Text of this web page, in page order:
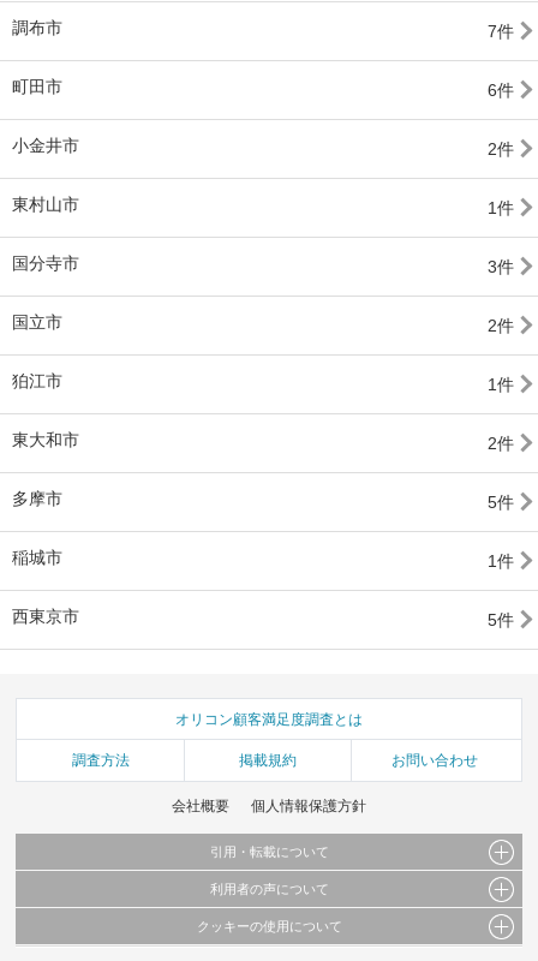
調布市 7件
町田市 6件
小金井市 2件
東村山市 1件
国分寺市 3件
国立市 2件
狛江市 1件
東大和市 2件
多摩市 5件
稲城市 1件
西東京市 5件
オリコン顧客満足度調査とは
調査方法 掲載規約 お問い合わせ
会社概要 個人情報保護方針
引用・転載について
当サイトで公開されている情報（文字、写真、イラスト、画像データ等）及びこれらの配
これらの情報を権利者の許可なく無断転載・複製などの二次利用を行うことは固く禁じて
利用者の声について
当サイトに掲載している内容はすべてサービスの利用者が提出された見解・感想です。
クッキーの使用について